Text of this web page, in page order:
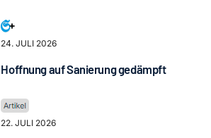
24. JULI 2026
Hoffnung auf Sanierung gedämpft
22. JULI 2026